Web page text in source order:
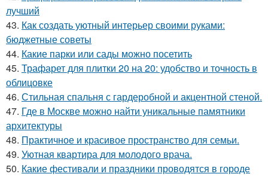
лучший
43. Как создать уютный интерьер своими руками:
бюджетные советы
44. Какие парки или сады можно посетить
45. Трафарет для плитки 20 на 20: удобство и точность в
облицовке
46. Стильная спальня с гардеробной и акцентной стеной.
47. Где в Москве можно найти уникальные памятники
архитектуры
48. Практичное и красивое пространство для семьи.
49. Уютная квартира для молодого врача.
50. Какие фестивали и праздники проводятся в городе